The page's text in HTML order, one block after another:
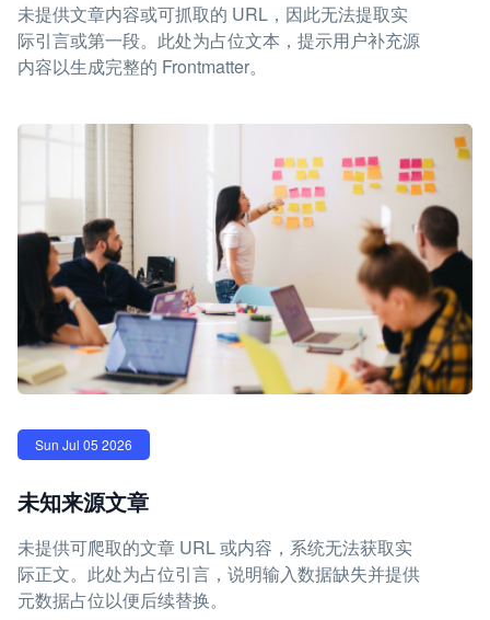
未提供文章内容或可抓取的 URL，因此无法提取实
际引言或第一段。此处为占位文本，提示用户补充源
内容以生成完整的 Frontmatter。
Sun Jul 05 2026
未知来源文章
未提供可爬取的文章 URL 或内容，系统无法获取实
际正文。此处为占位引言，说明输入数据缺失并提供
元数据占位以便后续替换。